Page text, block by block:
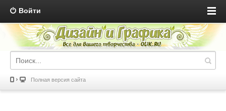
Войти
Полная версия сайта